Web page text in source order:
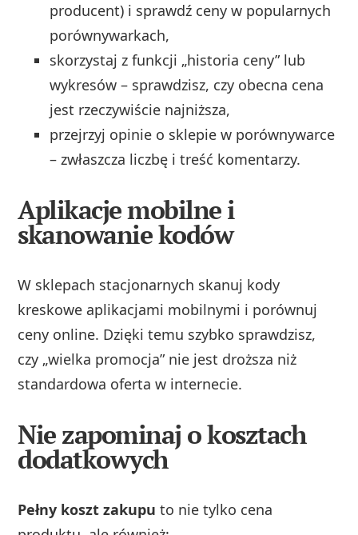
producent) i sprawdź ceny w popularnych
porównywarkach,
skorzystaj z funkcji „historia ceny” lub
wykresów – sprawdzisz, czy obecna cena
jest rzeczywiście najniższa,
przejrzyj opinie o sklepie w porównywarce
– zwłaszcza liczbę i treść komentarzy.
Aplikacje mobilne i
skanowanie kodów
W sklepach stacjonarnych skanuj kody
kreskowe aplikacjami mobilnymi i porównuj
ceny online. Dzięki temu szybko sprawdzisz,
czy „wielka promocja” nie jest droższa niż
standardowa oferta w internecie.
Nie zapominaj o kosztach
dodatkowych
Pełny koszt zakupu to nie tylko cena